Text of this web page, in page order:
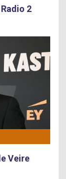
2
Veire